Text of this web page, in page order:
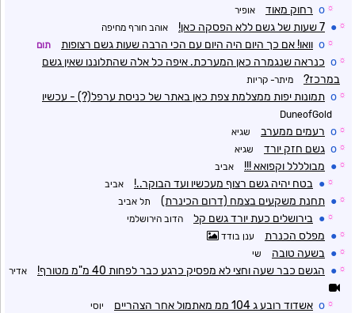
☼
o רחוק מאוד אופיר
☼
● 7 שעות של גשם ללא הפסקה כאן! אוהב חורף מחיפה
☼
o וואו! אם כך היום היה היום עם הכי הרבה שעות גשם רצופות תום
☼
o כנראה שנגמרה כאן המערכת. איפה כל אלה שהתלוננו שאין גשם
במרכז?
מיתר- קריות
☼
o תמונות יפות ממצלמת צפת כאן באתר של כניסת ערפל(?) - עכשיו
DuneofGold
☼
o רעמים ממערב שגיא
☼
o גשם חזק יורד שגיא
☼
● מבולללל וקפואא !!! אביב
☼
● בטח יהיה גשם רצוף מעכשיו ועד הבוקר..! אביב
☼
● תחנת משקעים בצמח (דרום הכינרת) תל אביב
☼
● בירושלים כעת יורד גשם קל הדוב הירושלמי
☼
● מפלס הכנרת ענן בודד
☼
● בשעה טובה שי
☼
● הגשם כבר שעה וחצי לא מפסיק כרגע כבר לפחות 40 מ"מ מטורף! אדיר
☼
o אשדוד רובע ג 104 ממ מאתמול אחר הצהריים יוסי